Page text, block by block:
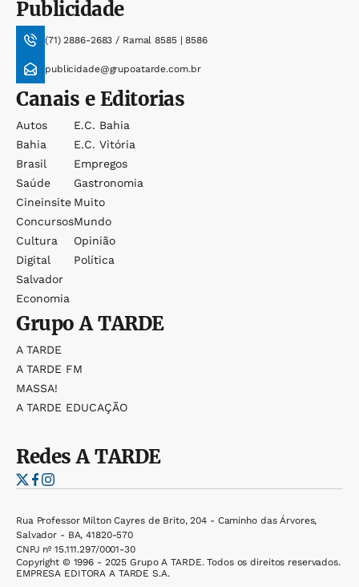
Publicidade
(71) 2886-2683 / Ramal 8585 | 8586
publicidade@grupoatarde.com.br
Canais e Editorias
Autos
Bahia
Brasil
Saúde
Cineinsite
Concursos
Cultura
Digital
Salvador
Economia
E.c. Bahia
E.c. Vitória
Empregos
Gastronomia
Muito
Mundo
Opinião
Política
GrupoA TARDE
A TARDE
A TARDE FM
MASSA!
A TARDE EDUCAÇÃO
RedesA TARDE
Rua Professor Milton Cayres de Brito, 204 - Caminho das Árvores,
Salvador - BA, 41820-570
CNPJ nº 15.111.297/0001-30
Copyright © 1996 - 2025 Grupo A TARDE. Todos os direitos reservados.
EMPRESA EDITORA A TARDE S.A.